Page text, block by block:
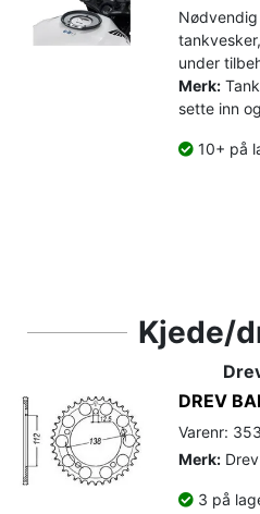
under
Merk:
sette inn
10+ på
Kjede/
DREV
Varenr:
Merk:
3 på